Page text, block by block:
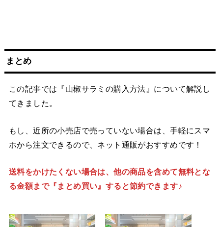
まとめ
この記事では『山椒サラミの購入方法』について解説し
てきました。
もし、近所の小売店で売っていない場合は、手軽にスマ
ホから注文できるので、ネット通販がおすすめです！
送料をかけたくない場合は、他の商品を含めて無料とな
る金額まで『まとめ買い』すると節約できます♪